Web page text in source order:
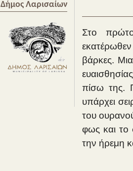
Δήμος Λαρισαίων
Στο
βάρκες.
πίσω της.
υπάρχει
του
φως και το
την ήρεμη